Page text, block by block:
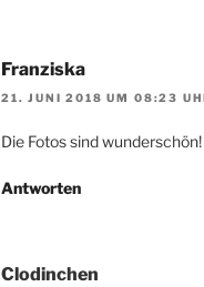
Franziska
21. JUNI 2018 UM 08:23
Die Fotos sind wunderschön!
Antworten
Clodinchen